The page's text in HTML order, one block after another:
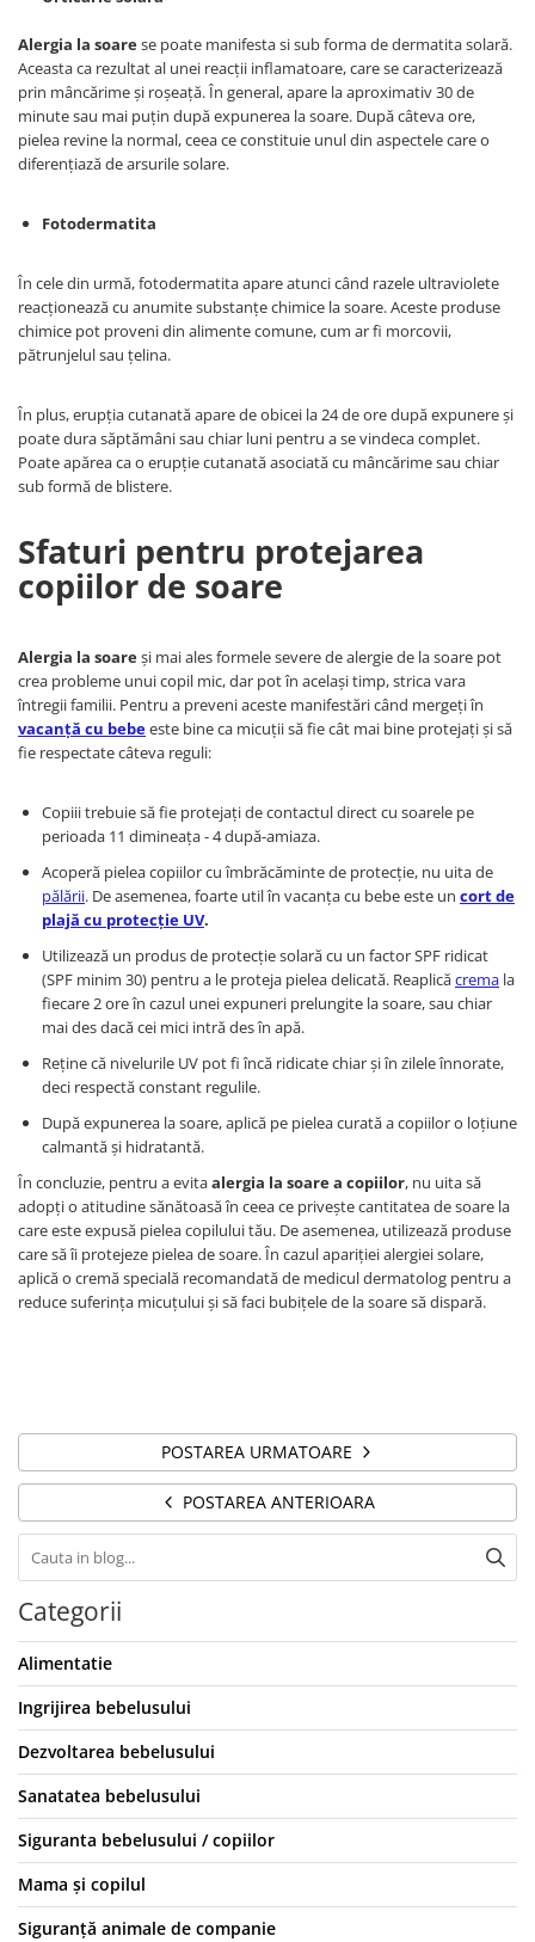
Alergia la soarese poate manifesta si sub forma de dermatita solară.
Aceasta ca rezultat al unei reacții inflamatoare, care se caracterizează
prin mâncărime și roșeață. În general, apare la aproximativ 30 de
minute sau mai puțin după expunerea la soare. După câteva ore,
pielea revine la normal, ceea ce constituie unul din aspectele care o
diferențiază de arsurile solare.
Fotodermatita
În cele din urmă, fotodermatita apare atunci când razele ultraviolete
reacționează cu anumite substanțe chimice la soare. Aceste produse
chimice pot proveni din alimente comune, cum ar fi morcovii,
pătrunjelul sau țelina.
În plus, erupția cutanată apare de obicei la 24 de ore după expunere și
poate dura săptămâni sau chiar luni pentru a se vindeca complet.
Poate apărea ca o erupție cutanată asociată cu mâncărime sau chiar
sub formă de blistere.
Sfaturi pentru protejarea
copiilor de soare
Alergia la soareși mai ales formele severe de alergie de la soare pot
crea probleme unui copil mic, dar pot în același timp, strica vara
întregii familii. Pentru a preveni aceste manifestări când mergeți în
vacanță cu bebeeste bine ca micuții să fie cât mai bine protejați și să
fie respectate câteva reguli:
Copiii trebuie să fie protejați de contactul direct cu soarele pe
perioada 11 dimineața - 4 după-amiaza.
Acoperă pielea copiilor cu îmbrăcăminte de protecție, nu uita de
pălării. De asemenea, foarte util în vacanța cu bebe este un cort de
plajă cu protecție UV.
Utilizează un produs de protecție solară cu un factor SPF ridicat
(SPF minim 30) pentru a le proteja pielea delicată. Reaplicăcrema la
fiecare 2 ore în cazul unei expuneri prelungite la soare, sau chiar
mai des dacă cei mici intră des în apă.
Reține că nivelurile UV pot fi încă ridicate chiar și în zilele înnorate,
deci respectă constant regulile.
După expunerea la soare, aplică pe pielea curată a copiilor o loțiune
calmantă și hidratantă.
În concluzie, pentru a evitaalergia la soare a copiilor, nu uita să
adopți o atitudine sănătoasă în ceea ce privește cantitatea de soare la
care este expusă pielea copilului tău. De asemenea, utilizează produse
care să îi protejeze pielea de soare. În cazul apariției alergiei solare,
aplică o cremă specială recomandată de medicul dermatolog pentru a
reduce suferința micuțului și să faci bubițele de la soare să dispară.
POSTAREA URMATOARE
POSTAREA ANTERIOARA
Categorii
Alimentatie
Ingrijirea bebelusului
Dezvoltarea bebelusului
Sanatatea bebelusului
Siguranta bebelusului / copiilor
Mama și copilul
Siguranță animale de companie